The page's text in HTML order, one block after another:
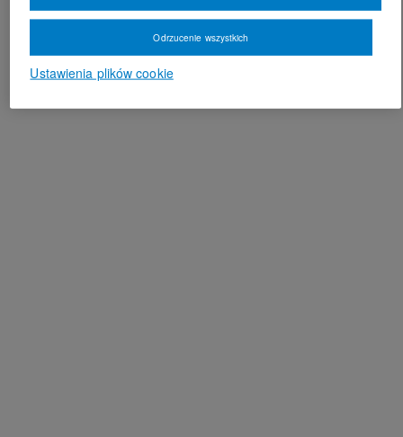
Ustawienia plików cookie
Odrzucenie wszystkich